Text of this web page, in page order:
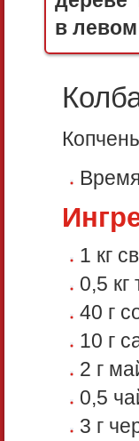
в левом
1 кг
0,5 кг
40 г
10 г
2 г
0,5
3 г